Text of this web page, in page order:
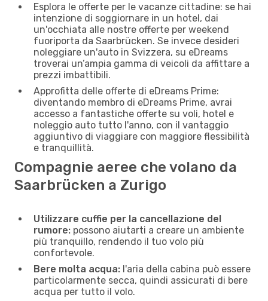
Esplora le offerte per le vacanze cittadine: se hai
intenzione di soggiornare in un hotel, dai
un'occhiata alle nostre offerte per weekend
fuoriporta da Saarbrücken. Se invece desideri
noleggiare un'auto in Svizzera, su eDreams
troverai un’ampia gamma di veicoli da affittare a
prezzi imbattibili.
Approfitta delle offerte di eDreams Prime:
diventando membro di eDreams Prime, avrai
accesso a fantastiche offerte su voli, hotel e
noleggio auto tutto l'anno, con il vantaggio
aggiuntivo di viaggiare con maggiore flessibilità
e tranquillità.
Compagnie aeree che volano da
Saarbrücken a Zurigo
Utilizzare cuffie per la cancellazione del
rumore: possono aiutarti a creare un ambiente
più tranquillo, rendendo il tuo volo più
confortevole.
Bere molta acqua: l'aria della cabina può essere
particolarmente secca, quindi assicurati di bere
acqua per tutto il volo.